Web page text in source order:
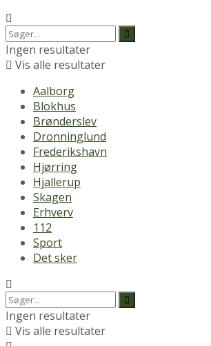
Ingen resultater
Vis alle resultater
Aalborg
Blokhus
Brønderslev
Dronninglund
Frederikshavn
Hjørring
Hjallerup
Skagen
Erhverv
112
Sport
Det sker
Ingen resultater
Vis alle resultater